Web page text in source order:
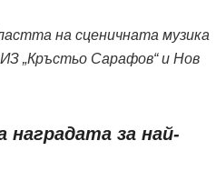
на сценичната музика
„Кръстьо Сарафов“ и Нов
наградата за най-